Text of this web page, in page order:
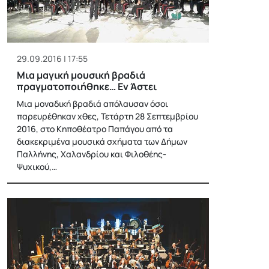
29.09.2016 | 17:55
Μια μαγική μουσική βραδιά
πραγματοποιήθηκε… Εν Άστει
Μια μοναδική βραδιά απόλαυσαν όσοι
παρευρέθηκαν χθες, Τετάρτη 28 Σεπτεμβρίου
2016, στο Κηποθέατρο Παπάγου από τα
διακεκριμένα μουσικά σχήματα των Δήμων
Παλλήνης, Χαλανδρίου και Φιλοθέης-
Ψυχικού,…